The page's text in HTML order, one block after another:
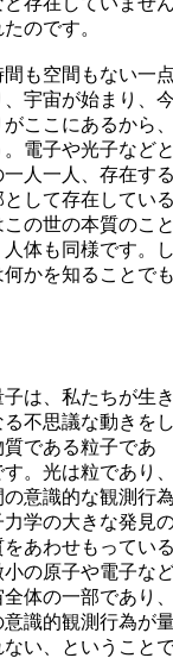
のです。
も空間もない一点
宇宙が始まり、今
ここにあるから、
電子や光子などと
人一人、存在する
して存在している
の世の本質のこと
体も同様です。し
かを知ることでも
は、私たちが生き
不思議な動きをし
質である粒子であ
。光は粒であり、
意識的な観測行為
力学の大きな発見
あわせもっている
の原子や電子な
体の一部であり、
識的観測行為が
い、ということ